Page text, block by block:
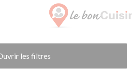
les filtres